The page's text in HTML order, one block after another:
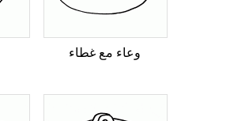
وعاء مع غطاء